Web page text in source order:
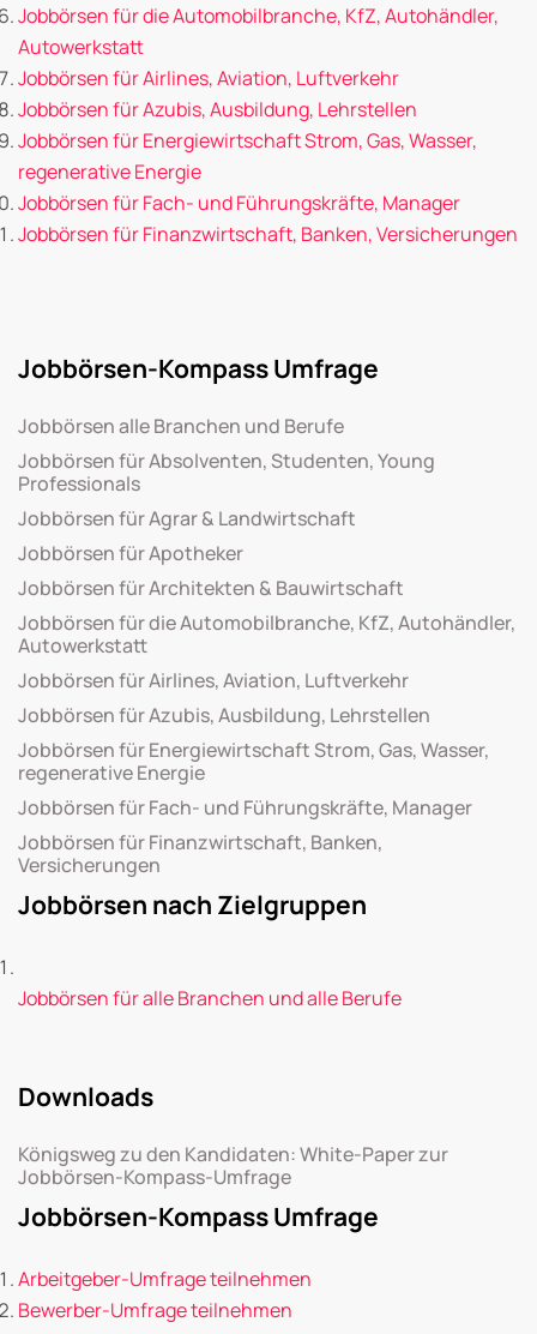
Jobbörsen für die Automobilbranche, KfZ, Autohändler,
Autowerkstatt
Jobbörsen für Airlines, Aviation, Luftverkehr
Jobbörsen für Azubis, Ausbildung, Lehrstellen
Jobbörsen für Energiewirtschaft Strom, Gas, Wasser,
regenerative Energie
Jobbörsen für Fach- und Führungskräfte, Manager
Jobbörsen für Finanzwirtschaft, Banken, Versicherungen
Jobbörsen-Kompass Umfrage
Jobbörsen alle Branchen und Berufe
Jobbörsen für Absolventen, Studenten, Young
Professionals
Jobbörsen für Agrar & Landwirtschaft
Jobbörsen für Apotheker
Jobbörsen für Architekten & Bauwirtschaft
Jobbörsen für die Automobilbranche, KfZ, Autohändler,
Autowerkstatt
Jobbörsen für Airlines, Aviation, Luftverkehr
Jobbörsen für Azubis, Ausbildung, Lehrstellen
Jobbörsen für Energiewirtschaft Strom, Gas, Wasser,
regenerative Energie
Jobbörsen für Fach- und Führungskräfte, Manager
Jobbörsen für Finanzwirtschaft, Banken,
Versicherungen
Jobbörsen nach Zielgruppen
Jobbörsen für alle Branchen und alle Berufe
Downloads
Königsweg zu den Kandidaten: White-Paper zur
Jobbörsen-Kompass-Umfrage
Jobbörsen-Kompass Umfrage
Arbeitgeber-Umfrage teilnehmen
Bewerber-Umfrage teilnehmen